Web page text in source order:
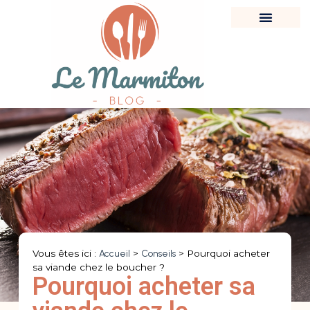
Vous êtes ici : Accueil > Conseils> Pourquoi acheter
sa viande chez le boucher ?
Pourquoi acheter sa